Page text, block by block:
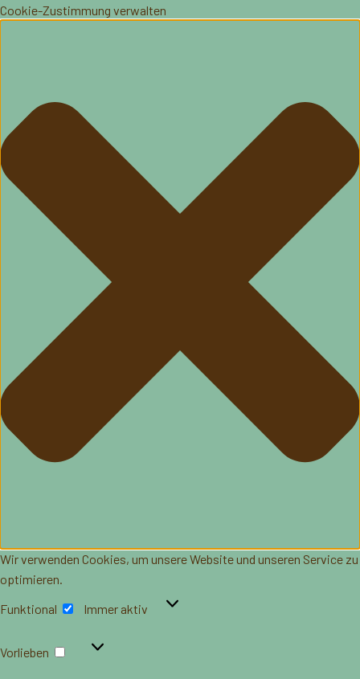
Cookie-Zustimmung verwalten
Wir verwenden Cookies, um unsere Website und unseren Service zu
optimieren.
Funktional
Immer aktiv
Vorlieben
Vorlieben